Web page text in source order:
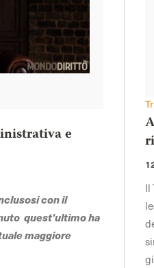
e
con il
quest'ultimo ha
maggiore
Il